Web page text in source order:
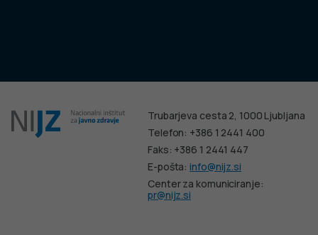
Trubarjeva cesta 2, 1000 Ljubljana
Telefon: +386 1 2441 400
Faks: +386 1 2441 447
E-pošta:info@nijz.si
Center za komuniciranje:
pr@nijz.si